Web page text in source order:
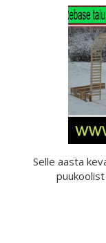
Selle aasta